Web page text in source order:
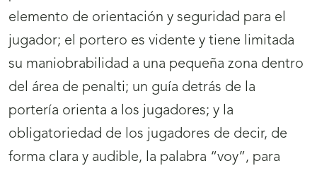
elemento de orientación y seguridad para el
jugador; el portero es vidente y tiene limitada
su maniobrabilidad a una pequeña zona dentro
del área de penalti; un guía detrás de la
portería orienta a los jugadores; y la
obligatoriedad de los jugadores de decir, de
forma clara y audible, la palabra “voy”, para